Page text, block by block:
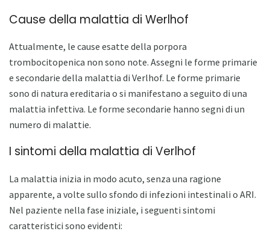
Cause della malattia di Werlhof
Attualmente, le cause esatte della porpora
trombocitopenica non sono note. Assegni le forme primarie
e secondarie della malattia di Verlhof. Le forme primarie
sono di natura ereditaria o si manifestano a seguito di una
malattia infettiva. Le forme secondarie hanno segni di un
numero di malattie.
I sintomi della malattia di Verlhof
La malattia inizia in modo acuto, senza una ragione
apparente, a volte sullo sfondo di infezioni intestinali o ARI.
Nel paziente nella fase iniziale, i seguenti sintomi
caratteristici sono evidenti: